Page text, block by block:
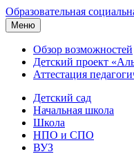
Образовательная
Меню
Обзор возможностей
Детский проект
Аттестация
Детский сад
Начальная школа
Школа
НПО и СПО
ВУЗ